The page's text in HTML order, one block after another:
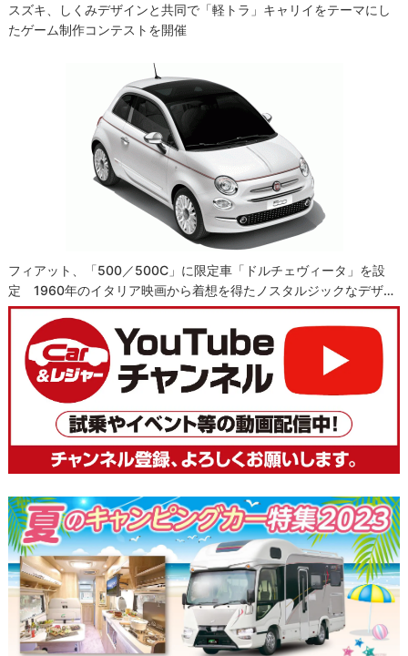
スズキ、しくみデザインと共同で「軽トラ」キャリイをテーマにし
たゲーム制作コンテストを開催
フィアット、「500／500C」に限定車「ドルチェヴィータ」を設
定 1960年のイタリア映画から着想を得たノスタルジックなデザ…